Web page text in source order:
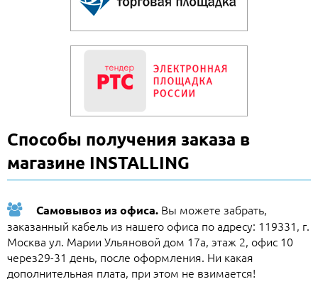
Способы получения заказа в
магазине INSTALLING
Самовывоз из офиса. Вы можете забрать,
заказанный кабель из нашего офиса по адресу: 119331, г.
Москва ул. Марии Ульяновой дом 17а, этаж 2, офис 10
через29-31 день, после оформления. Ни какая
дополнительная плата, при этом не взимается!